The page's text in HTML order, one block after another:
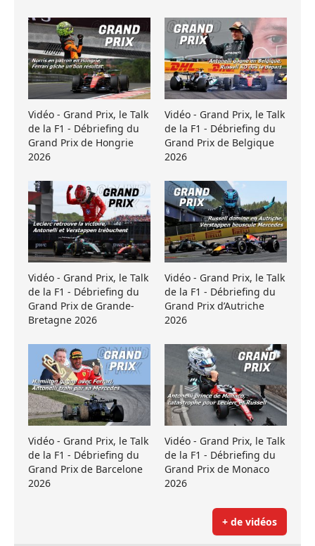
Vidéo - Grand Prix, le Talk
de la F1 - Débriefing du
Grand Prix de Hongrie
2026
Vidéo - Grand Prix, le Talk
de la F1 - Débriefing du
Grand Prix de Belgique
2026
Vidéo - Grand Prix, le Talk
de la F1 - Débriefing du
Grand Prix de Grande-
Bretagne 2026
Vidéo - Grand Prix, le Talk
de la F1 - Débriefing du
Grand Prix d’Autriche
2026
Vidéo - Grand Prix, le Talk
de la F1 - Débriefing du
Grand Prix de Barcelone
2026
Vidéo - Grand Prix, le Talk
de la F1 - Débriefing du
Grand Prix de Monaco
2026
+ de vidéos